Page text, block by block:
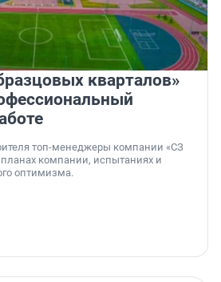
кварталов»
топ-менеджеры компании «СЗ
компании, испытаниях и
оптимизма.